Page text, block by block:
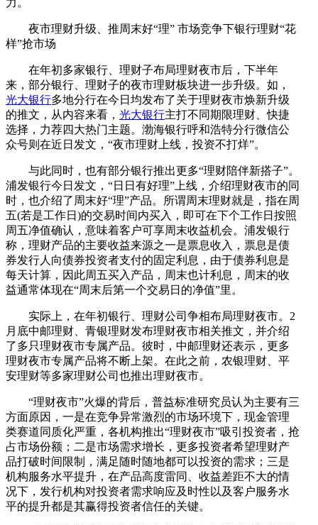
夜市理财升级、推周末好“理” 市场竞争下银行理财“花
样”抢市场
在年初多家银行、理财子布局理财夜市后，下半年
来，部分银行、理财子的夜市理财板块进一步升级。如，
光大银行多地分行在今日均发布了关于理财夜市焕新升级
的推文，从内容来看， 光大银行主打不同期限理财、快捷
选择，力荐四大热门主题。渤海银行呼和浩特分行微信公
众号则在近日发文，“夜市理财上线，投资不打烊”。
与此同时，也有部分银行推出更多“理财陪伴新搭子”。
浦发银行今日发文，“日日有好理”上线，介绍理财夜市的同
时，也介绍了周末好“理”产品。所谓周末理财就是，指在周
五(若是工作日)的交易时间内买入，即可在下个工作日按照
周五净值确认，意味着客户可享周末收益机会。浦发银行
称，理财产品的主要收益来源之一是票息收入，票息是债
券发行人向债券投资者支付的固定利息，由于债券利息是
每天计算，因此周五买入产品，周末也计利息，周末的收
益通常体现在“周末后第一个交易日的净值”里。
实际上，在年初银行、理财公司争相布局理财夜市。2
月底中邮理财、青银理财发布理财夜市相关推文，并介绍
了多只理财夜市专属产品。彼时，中邮理财还表示，更多
理财夜市专属产品将不断上架。在此之前，农银理财、平
安理财等多家理财公司也推出理财夜市。
“理财夜市”火爆的背后，普益标准研究员认为主要有三
方面原因，一是在竞争异常激烈的市场环境下，现金管理
类赛道同质化严重，各机构推出“理财夜市”吸引投资者，抢
占市场份额；二是市场需求增长，更多投资者希望理财产
品打破时间限制，满足随时随地都可以投资的需求；三是
机构服务水平提升，在产品高度雷同、收益差距不大的情
况下，发行机构对投资者需求响应及时性以及客户服务水
平的提升都是其赢得投资者信任的关键。